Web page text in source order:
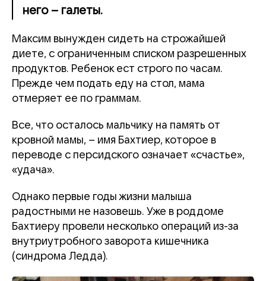
него – галеты.
Максим вынужден сидеть на строжайшей
диете, с ограниченным списком разрешенных
продуктов. Ребенок ест строго по часам.
Прежде чем подать еду на стол, мама
отмеряет ее по граммам.
Все, что осталось мальчику на память от
кровной мамы, – имя Бахтиер, которое в
переводе с персидского означает «счастье»,
«удача».
Однако первые годы жизни малыша
радостными не назовешь. Уже в роддоме
Бахтиеру провели несколько операций из-за
внутриутробного заворота кишечника
(синдрома Ледда).